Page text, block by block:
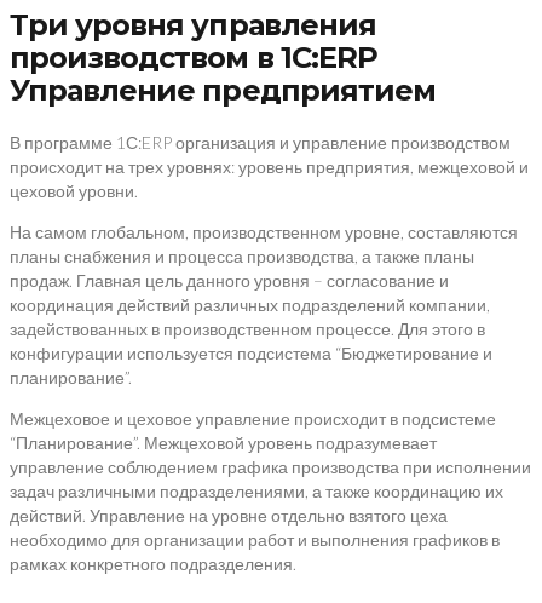
Три уровня управления
производством в 1С:ERP
Управление предприятием
В программе 1С:ERP организация и управление производством
происходит на трех уровнях: уровень предприятия, межцеховой и
цеховой уровни.
На самом глобальном, производственном уровне, составляются
планы снабжения и процесса производства, а также планы
продаж. Главная цель данного уровня – согласование и
координация действий различных подразделений компании,
задействованных в производственном процессе. Для этого в
конфигурации используется подсистема “Бюджетирование и
планирование”.
Межцеховое и цеховое управление происходит в подсистеме
“Планирование”. Межцеховой уровень подразумевает
управление соблюдением графика производства при исполнении
задач различными подразделениями, а также координацию их
действий. Управление на уровне отдельно взятого цеха
необходимо для организации работ и выполнения графиков в
рамках конкретного подразделения.